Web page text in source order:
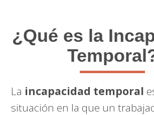
¿Qué es la
La incapacidad temporal
situación en la que un